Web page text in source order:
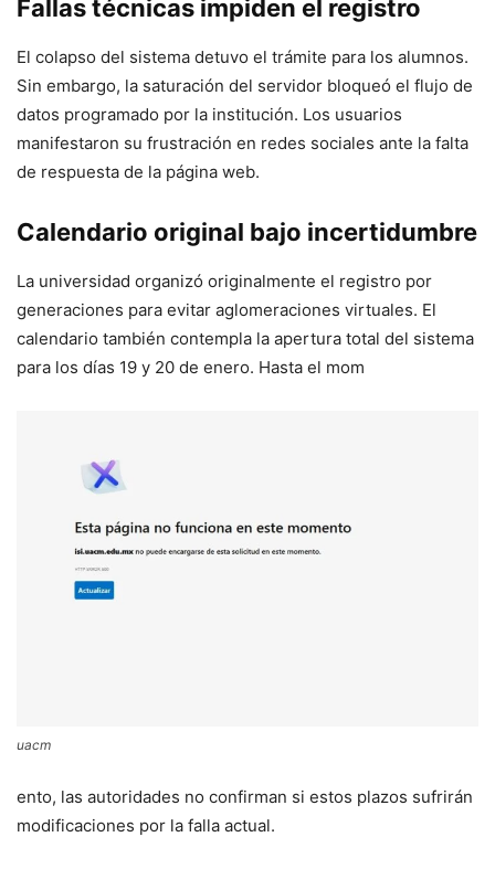
Fallas técnicas impiden el registro
El colapso del sistema detuvo el trámite para los alumnos.
Sin embargo, la saturación del servidor bloqueó el flujo de
datos programado por la institución. Los usuarios
manifestaron su frustración en redes sociales ante la falta
de respuesta de la página web.
Calendario original bajo incertidumbre
La universidad organizó originalmente el registro por
generaciones para evitar aglomeraciones virtuales. El
calendario también contempla la apertura total del sistema
para los días 19 y 20 de enero. Hasta el mom
uacm
ento, las autoridades no confirman si estos plazos sufrirán
modificaciones por la falla actual.